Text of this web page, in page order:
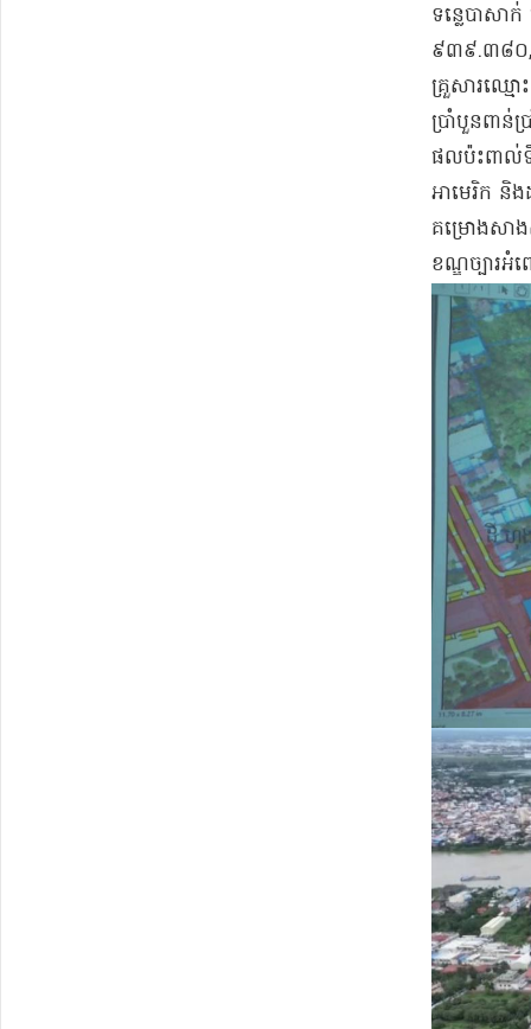
ទន្លេ​បាស
៩៣៩.៣៨០,
គ្រួសារ​ឈ្ម
ប្រាំបួន​ពា
ផលប៉ះពាល់​
អាមេរិក និ
គម្រោង​សាង
ខណ្ឌ​ច្បារអំ